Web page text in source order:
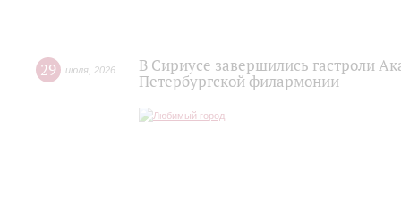
29 июля 2026
В Сириусе завершились гастроли
Петербургской филармонии